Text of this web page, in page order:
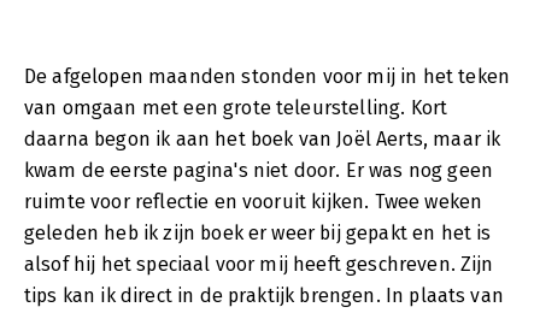
De afgelopen maanden stonden voor mij in het teken
van omgaan met een grote teleurstelling. Kort
daarna begon ik aan het boek van Joël Aerts, maar ik
kwam de eerste pagina's niet door. Er was nog geen
ruimte voor reflectie en vooruit kijken. Twee weken
geleden heb ik zijn boek er weer bij gepakt en het is
alsof hij het speciaal voor mij heeft geschreven. Zijn
tips kan ik direct in de praktijk brengen. In plaats van